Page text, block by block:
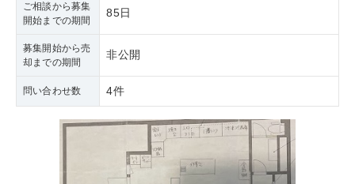
ご相談から募集
開始までの期間
85日
募集開始から売
却までの期間
非公開
問い合わせ数 4件